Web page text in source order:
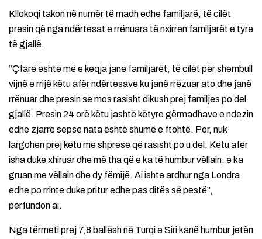
Kllokoqi takon në numër të madh edhe familjarë, të cilët
presin që nga ndërtesat e rrënuara të nxirren familjarët e tyre
të gjallë.
“Çfarë është më e keqja janë familjarët, të cilët për shembull
vijnë e rrijë këtu afër ndërtesave ku janë rrëzuar ato dhe janë
rrënuar dhe presin se mos rasisht dikush prej familjes po del
gjallë. Presin 24 orë këtu jashtë këtyre gërmadhave e ndezin
edhe zjarre sepse nata është shumë e ftohtë. Por, nuk
largohen prej këtu me shpresë që rasisht po u del. Këtu afër
isha duke xhiruar dhe më tha që e ka të humbur vëllain, e ka
gruan me vëllain dhe dy fëmijë. Ai ishte ardhur nga Londra
edhe po rrinte duke pritur edhe pas ditës së pestë”,
përfundon ai.
Nga tërmeti prej 7,8 ballësh në Turqi e Siri kanë humbur jetën